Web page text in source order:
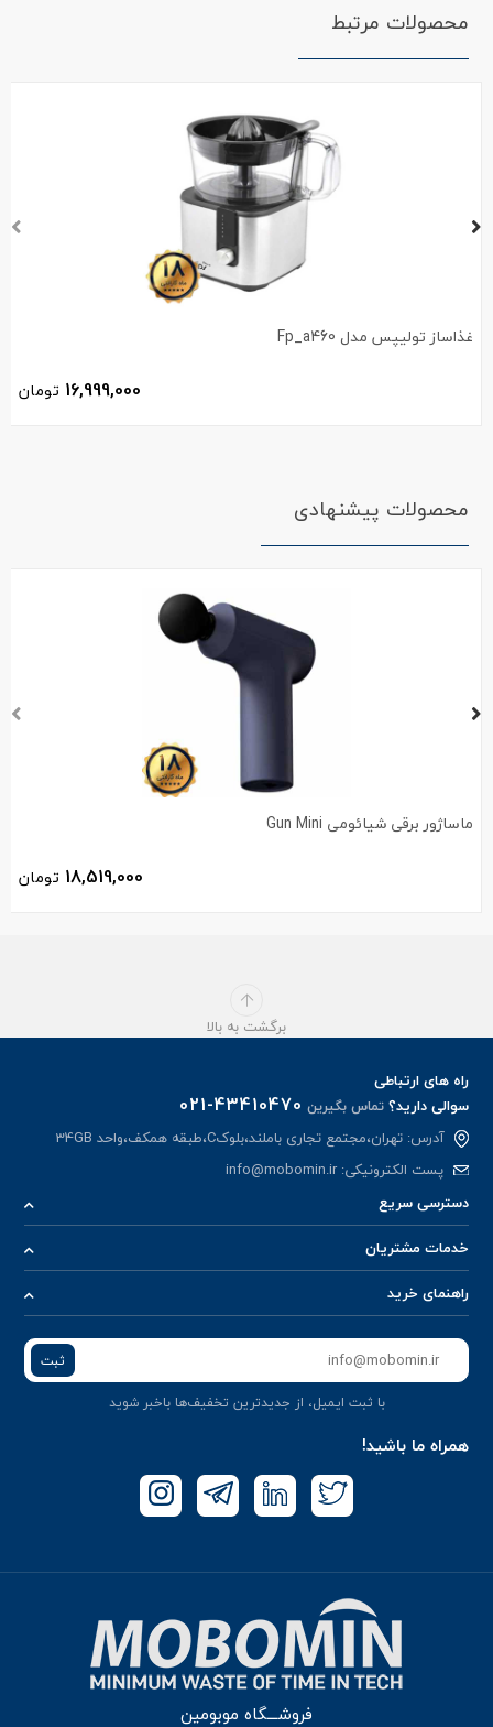
محصولات مرتبط
غذاساز تولیپس مدل Fp_a460
16,999,000 تومان
محصولات پیشنهادی
ماساژور برقی شیائومی Gun Mini
18,519,000 تومان
برگشت به بالا
راه های ارتباطی
سوالی دارید؟تماس بگیرین 021-43410470
آدرس: تهران،مجتمع تجاری باملند،بلوکC،طبقه همکف،واحد 34GB
پست الکترونیکی:info@mobomin.ir
دسترسی سریع
خدمات مشتریان
راهنمای خرید
ثبت
با ثبت ایمیل، از جدید‌ترین تخفیف‌ها با‌خبر شوید
همراه ما باشید!
فروشـــگاه موبومین